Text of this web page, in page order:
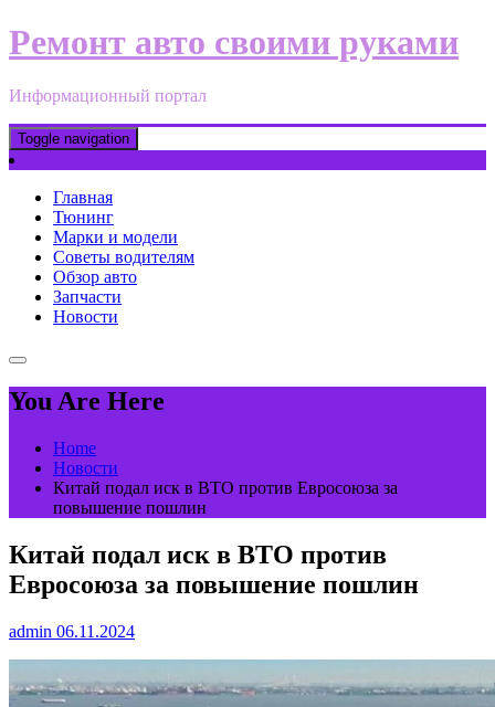
Ремонт авто своими руками
Информационный портал
Toggle navigation
Главная
Тюнинг
Марки и модели
Советы водителям
Обзор авто
Запчасти
Новости
You Are Here
Home
Новости
Китай подал иск в ВТО против Евросоюза за
повышение пошлин
Китай подал иск в ВТО против
Евросоюза за повышение пошлин
admin 06.11.2024